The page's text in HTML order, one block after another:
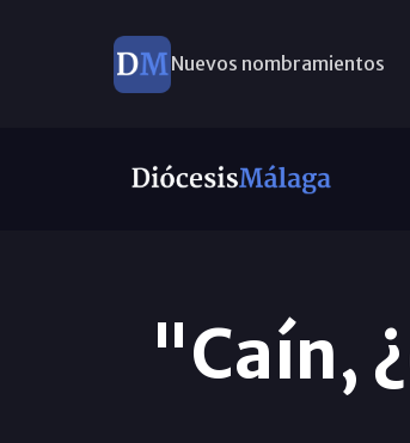
Nuevos nombramientos
"Caín,